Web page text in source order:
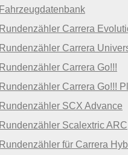
Fahrzeugdatenbank
Rundenzähler Carrera
Rundenzähler Carrera
Rundenzähler Carrera Go!!!
Rundenzähler Carrera Go!!!
Rundenzähler SCX Advance
Rundenzähler Scalextric ARC
Rundenzähler für Carrera